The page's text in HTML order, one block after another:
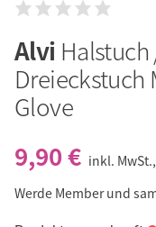
Alvi
Dreieckstuch
Glove
9,90 € inkl. MwSt.,
Werde Member und